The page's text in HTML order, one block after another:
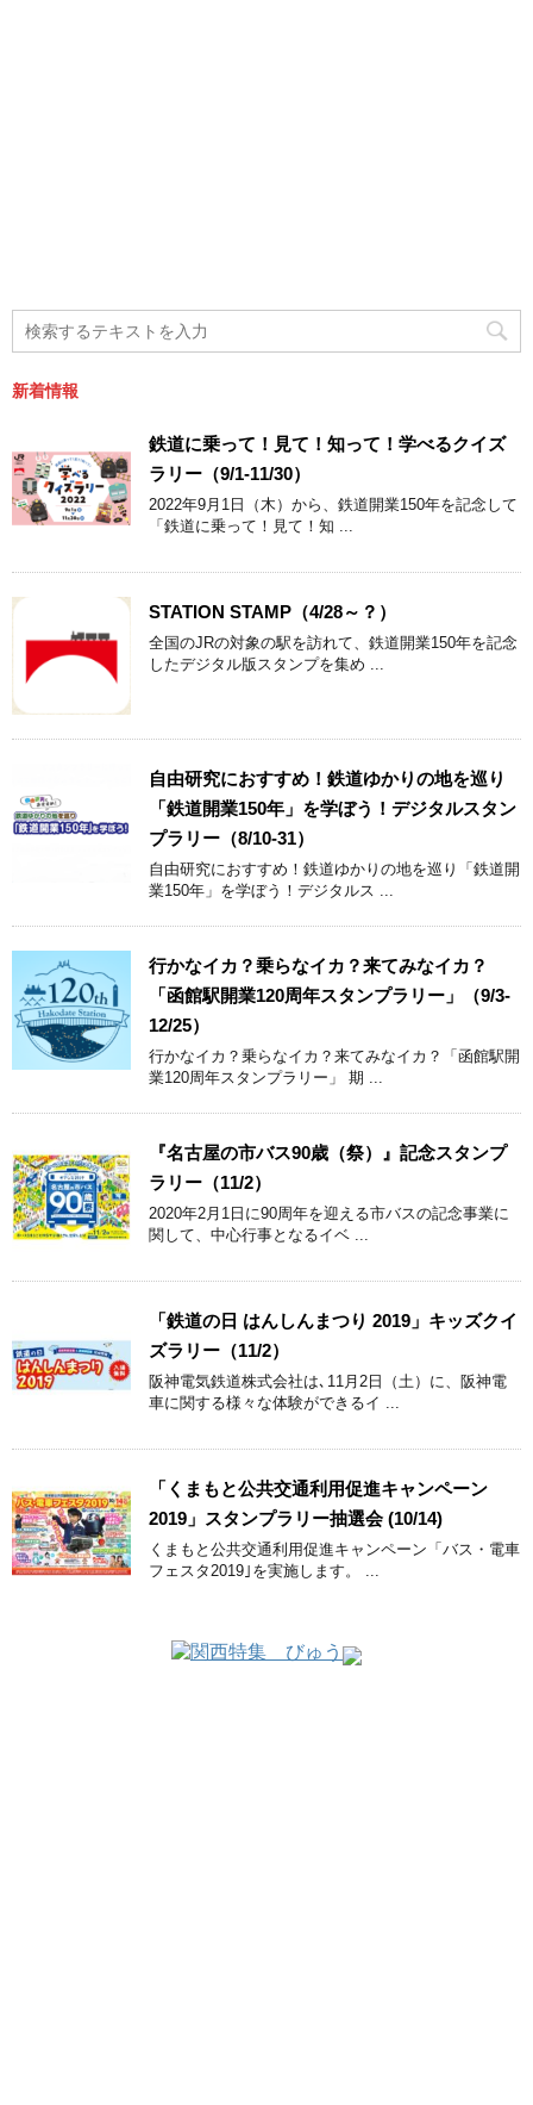
新着情報
鉄道に乗って！見て！知って！学べるクイズ
ラリー（9/1-11/30）
2022年9月1日（木）から、鉄道開業150年を記念して
「鉄道に乗って！見て！知 ...
STATION STAMP（4/28～？）
全国のJRの対象の駅を訪れて、鉄道開業150年を記念
したデジタル版スタンプを集め ...
自由研究におすすめ！鉄道ゆかりの地を巡り
「鉄道開業150年」を学ぼう！デジタルスタン
プラリー（8/10-31）
自由研究におすすめ！鉄道ゆかりの地を巡り「鉄道開
業150年」を学ぼう！デジタルス ...
行かなイカ？乗らなイカ？来てみなイカ？
「函館駅開業120周年スタンプラリー」（9/3-
12/25）
行かなイカ？乗らなイカ？来てみなイカ？「函館駅開
業120周年スタンプラリー」 期 ...
『名古屋の市バス90歳（祭）』記念スタンプ
ラリー（11/2）
2020年2月1日に90周年を迎える市バスの記念事業に
関して、中心行事となるイベ ...
「鉄道の日 はんしんまつり 2019」キッズクイ
ズラリー（11/2）
阪神電気鉄道株式会社は､11月2日（土）に、阪神電
車に関する様々な体験ができるイ ...
「くまもと公共交通利用促進キャンペーン
2019」スタンプラリー抽選会 (10/14)
くまもと公共交通利用促進キャンペーン「バス・電車
フェスタ2019｣を実施します。 ...